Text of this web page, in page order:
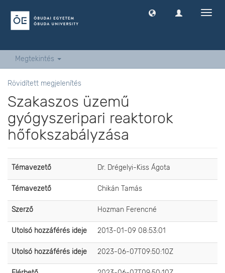
Megtekintés
Rövidített megjelenítés
Szakaszos üzemű
gyógyszeripari reaktorok
hőfokszabályzása
Témavezető Dr. Drégelyi-Kiss Ágota
Témavezető Chikán Tamás
Szerző Hozman Ferencné
Utolsó hozzáférés ideje 2013-01-09 08:53:01
Utolsó hozzáférés ideje 2023-06-07T09:50:10Z